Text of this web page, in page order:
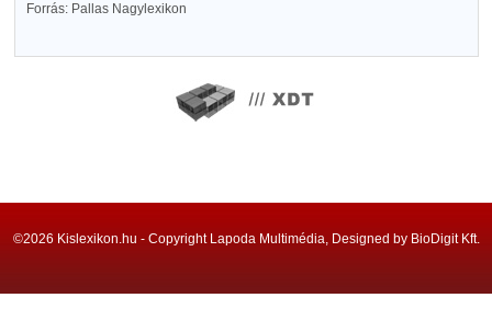
Forrás: Pallas Nagylexikon
©2026 Kislexikon.hu - Copyright Lapoda Multimédia, Designed by BioDigit Kft.